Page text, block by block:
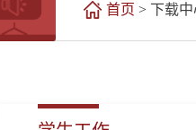
首页 > 下载中